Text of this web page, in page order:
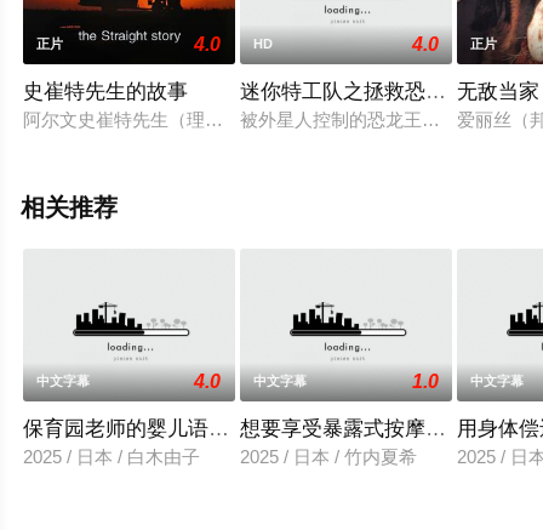
正片 4.0
史崔特先生的故事
阿尔文史崔特先生（理查德·法恩斯沃斯 Richard Farnsworth 饰
HD 4.0
迷你特工队之拯救恐龙王
被外星人控制的恐龙王对地球发起了
正片
无敌当家
爱丽丝（
相关推荐
中文字幕 4.0
保育园老师的婴儿语让人超兴奋
2025 / 日本 / 白木由子
中文字幕 1.0
想要享受暴露式按摩的已婚女子
2025 / 日本 / 竹内夏希
中文字幕
用身体
2025 / 日